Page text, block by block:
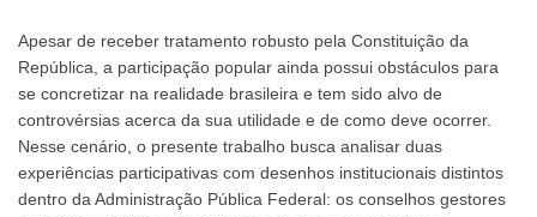
Apesar de receber tratamento robusto pela Constituição da
República, a participação popular ainda possui obstáculos para
se concretizar na realidade brasileira e tem sido alvo de
controvérsias acerca da sua utilidade e de como deve ocorrer.
Nesse cenário, o presente trabalho busca analisar duas
experiências participativas com desenhos institucionais distintos
dentro da Administração Pública Federal: os conselhos gestores